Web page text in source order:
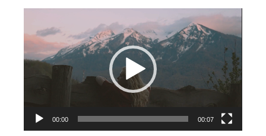
Player
00:00 00:07